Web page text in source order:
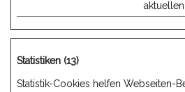
Statistiken (13)
Statistik-Cookies helfen Webseiten-